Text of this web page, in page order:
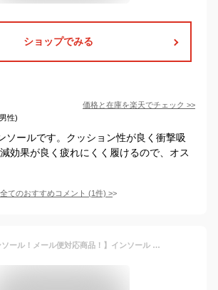
ショップでみる
価格と在庫を楽天でチェック >>
性)
ソールです。クッション性が良く衝撃吸
効果が良く疲れにくく履けるので、オス
全てのおすすめコメント (1件) >
【大人気インソール！メール便対応商品！】インソール PUMA プーマ 安全靴インソール evercushion PRO 20.450.0 中敷き 蒸れない 通気性 翌日配送 疲れ軽減 衝撃吸収 クッション性 立ち仕事 替え用 スポーツ ブーツ 長靴 革靴 スニーカー 用 ランニング 運動 ウォーキング